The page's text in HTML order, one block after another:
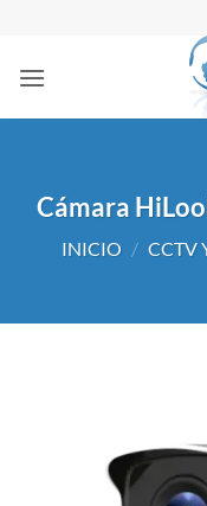
contenido
Cámara
INICIO / CCTV